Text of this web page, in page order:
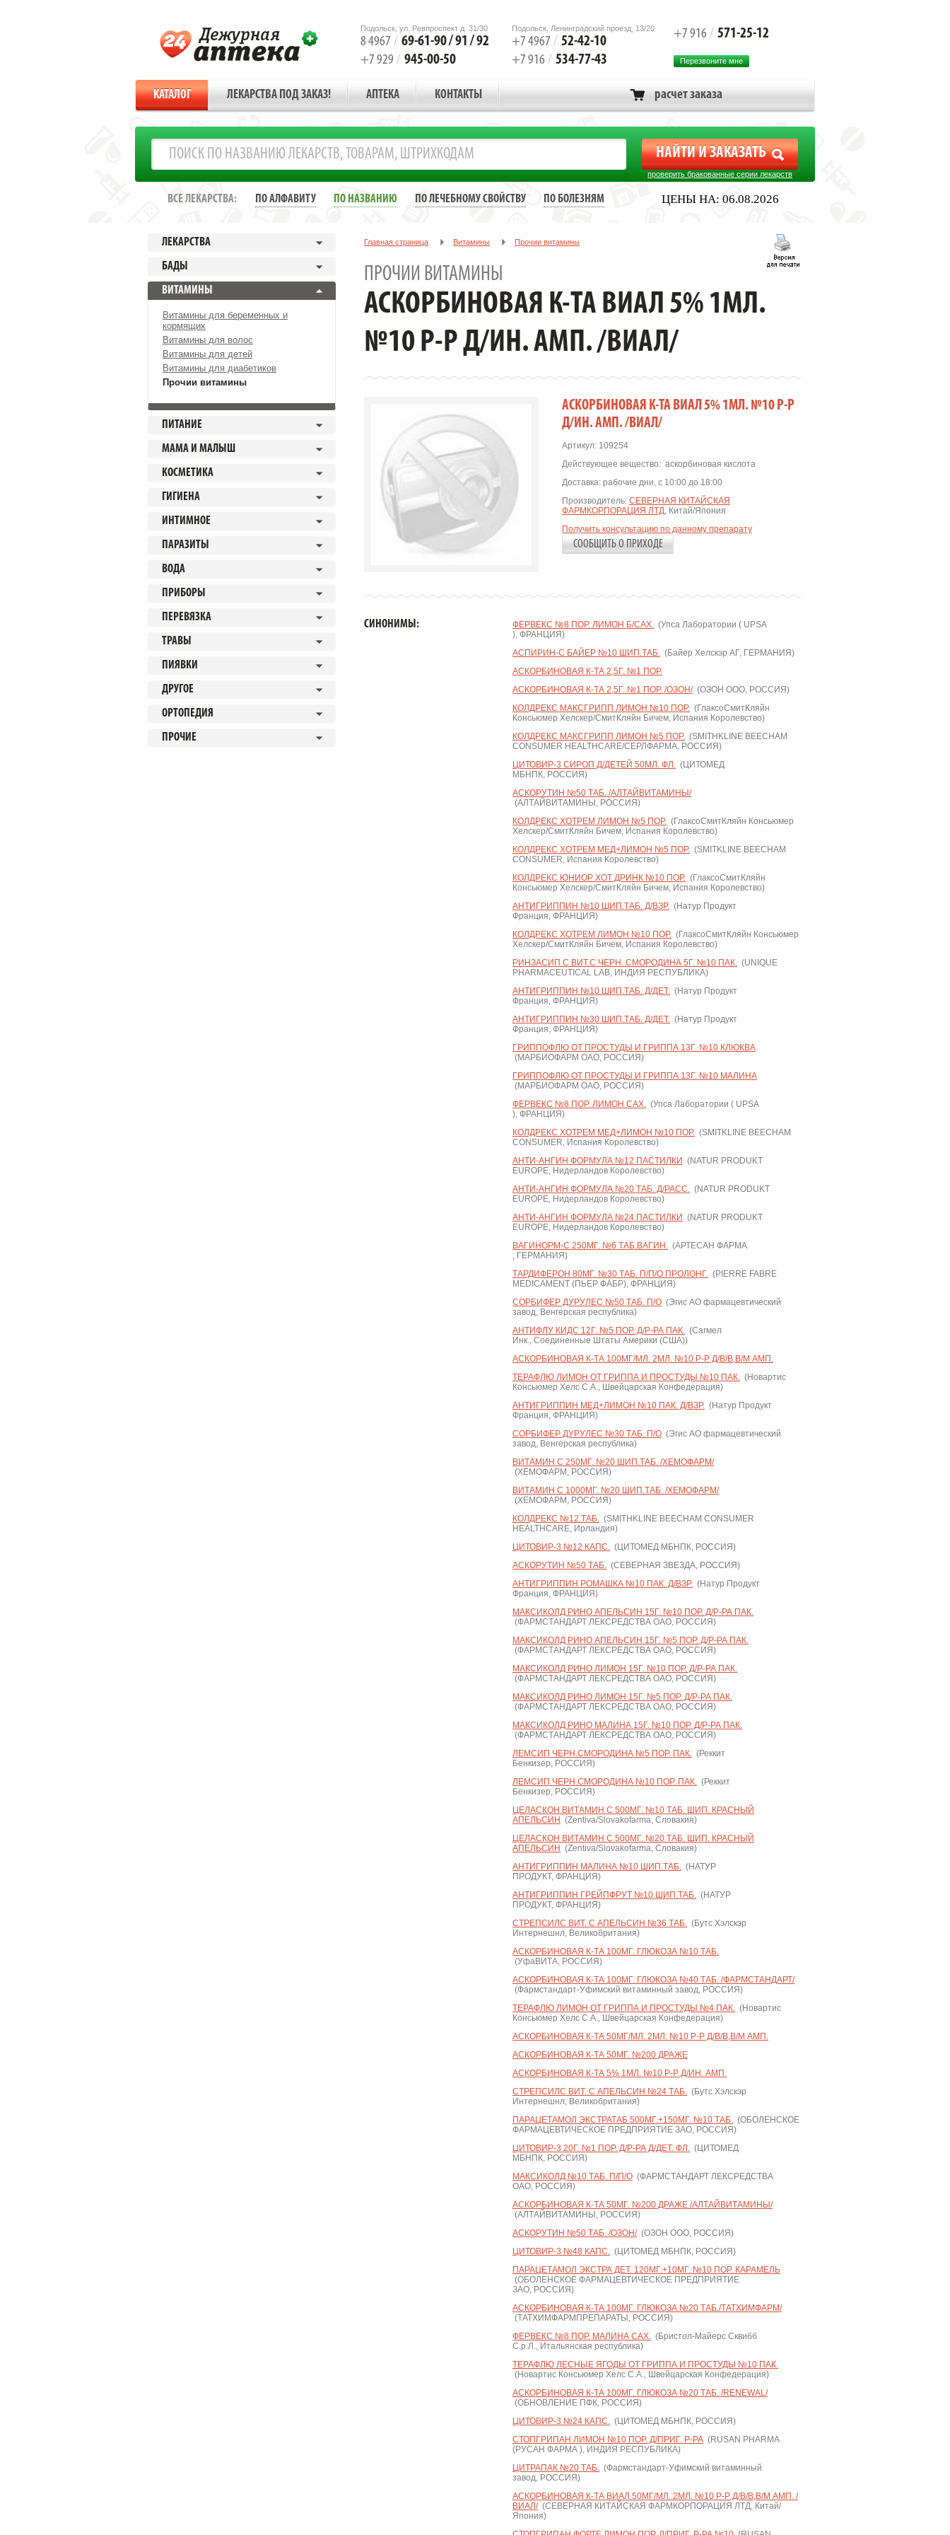
Подольск, ул. Ревпроспект д. 31/30
8 4967 / 69-61-90 / 91 / 92
+7 929 / 945-00-50
Подольск, Ленинградский проезд, 13/20
+7 4967 / 52-42-10
+7 916 / 534-77-43
+7 916 / 571-25-12
Перезвоните мне
КАТАЛОГ ЛЕКАРСТВА ПОД ЗАКАЗ! АПТЕКА КОНТАКТЫ расчет заказа
проверить бракованные серии лекарств
ЦЕНЫ НА: 06.08.2026
ВСЕ ЛЕКАРСТВА: ПО АЛФАВИТУ ПО НАЗВАНИЮ ПО ЛЕЧЕБНОМУ СВОЙСТВУ ПО БОЛЕЗНЯМ
ЛЕКАРСТВА
БАДЫ
ВИТАМИНЫ
Витамины для беременных и
кормящих
Витамины для волос
Витамины для детей
Витамины для диабетиков
Прочии витамины
ПИТАНИЕ
МАМА И МАЛЫШ
КОСМЕТИКА
ГИГИЕНА
ИНТИМНОЕ
ПАРАЗИТЫ
ВОДА
ПРИБОРЫ
ПЕРЕВЯЗКА
ТРАВЫ
ПИЯВКИ
ДРУГОЕ
ОРТОПЕДИЯ
ПРОЧИЕ
Главная страница Витамины Прочии витамины
ПРОЧИИ ВИТАМИНЫ
АСКОРБИНОВАЯ К-ТА ВИАЛ 5% 1МЛ.
№10 Р-Р Д/ИН. АМП. /ВИАЛ/
АСКОРБИНОВАЯ К-ТА ВИАЛ 5% 1МЛ. №10 Р-Р
Д/ИН. АМП. /ВИАЛ/
Артикул: 109254
Действующее вещество: аскорбиновая кислота
Доставка: рабочие дни, с 10:00 до 18:00
Производитель: СЕВЕРНАЯ КИТАЙСКАЯ
ФАРМКОРПОРАЦИЯ ЛТД, Китай/Япония
Получить консультацию по данному препарату
СООБЩИТЬ О ПРИХОДЕ
СИНОНИМЫ: ФЕРВЕКС №8 ПОР. ЛИМОН Б/САХ. (Упса Лаборатории ( UPSA
), ФРАНЦИЯ)
АСПИРИН-С БАЙЕР №10 ШИП.ТАБ. (Байер Хелскэр АГ, ГЕРМАНИЯ)
АСКОРБИНОВАЯ К-ТА 2,5Г. №1 ПОР.
АСКОРБИНОВАЯ К-ТА 2,5Г. №1 ПОР. /ОЗОН/(ОЗОН ООО, РОССИЯ)
КОЛДРЕКС МАКСГРИПП ЛИМОН №10 ПОР. (ГлаксоСмитКляйн
Консьюмер Хелскер/СмитКляйн Бичем, Испания Королевство)
КОЛДРЕКС МАКСГРИПП ЛИМОН №5 ПОР. (SMITHKLINE BEECHAM
CONSUMER HEALTHCARE/СЕРЛФАРМА, РОССИЯ)
ЦИТОВИР-3 СИРОП Д/ДЕТЕЙ 50МЛ. ФЛ. (ЦИТОМЕД
МБНПК, РОССИЯ)
АСКОРУТИН №50 ТАБ. /АЛТАЙВИТАМИНЫ/
(АЛТАЙВИТАМИНЫ, РОССИЯ)
КОЛДРЕКС ХОТРЕМ ЛИМОН №5 ПОР. (ГлаксоСмитКляйн Консьюмер
Хелскер/СмитКляйн Бичем, Испания Королевство)
КОЛДРЕКС ХОТРЕМ МЕД+ЛИМОН №5 ПОР. (SMITKLINE BEECHAM
CONSUMER, Испания Королевство)
КОЛДРЕКС ЮНИОР ХОТ ДРИНК №10 ПОР. (ГлаксоСмитКляйн
Консьюмер Хелскер/СмитКляйн Бичем, Испания Королевство)
АНТИГРИППИН №10 ШИП.ТАБ. Д/ВЗР. (Натур Продукт
Франция, ФРАНЦИЯ)
КОЛДРЕКС ХОТРЕМ ЛИМОН №10 ПОР. (ГлаксоСмитКляйн Консьюмер
Хелскер/СмитКляйн Бичем, Испания Королевство)
РИНЗАСИП С ВИТ.С ЧЕРН. СМОРОДИНА 5Г. №10 ПАК. (UNIQUE
PHARMACEUTICAL LAB, ИНДИЯ РЕСПУБЛИКА)
АНТИГРИППИН №10 ШИП.ТАБ. Д/ДЕТ. (Натур Продукт
Франция, ФРАНЦИЯ)
АНТИГРИППИН №30 ШИП.ТАБ. Д/ДЕТ. (Натур Продукт
Франция, ФРАНЦИЯ)
ГРИППОФЛЮ ОТ ПРОСТУДЫ И ГРИППА 13Г. №10 КЛЮКВА
(МАРБИОФАРМ ОАО, РОССИЯ)
ГРИППОФЛЮ ОТ ПРОСТУДЫ И ГРИППА 13Г. №10 МАЛИНА
(МАРБИОФАРМ ОАО, РОССИЯ)
ФЕРВЕКС №8 ПОР. ЛИМОН САХ. (Упса Лаборатории ( UPSA
), ФРАНЦИЯ)
КОЛДРЕКС ХОТРЕМ МЕД+ЛИМОН №10 ПОР. (SMITKLINE BEECHAM
CONSUMER, Испания Королевство)
АНТИ-АНГИН ФОРМУЛА №12 ПАСТИЛКИ (NATUR PRODUKT
EUROPE, Нидерландов Королевство)
АНТИ-АНГИН ФОРМУЛА №20 ТАБ. Д/РАСС. (NATUR PRODUKT
EUROPE, Нидерландов Королевство)
АНТИ-АНГИН ФОРМУЛА №24 ПАСТИЛКИ (NATUR PRODUKT
EUROPE, Нидерландов Королевство)
ВАГИНОРМ-С 250МГ. №6 ТАБ.ВАГИН. (АРТЕСАН ФАРМА
, ГЕРМАНИЯ)
ТАРДИФЕРОН 80МГ. №30 ТАБ. П/П/О ПРОЛОНГ. (PIERRE FABRE
MEDICAMENT (ПЬЕР ФАБР), ФРАНЦИЯ)
СОРБИФЕР ДУРУЛЕС №50 ТАБ. П/О (Эгис АО фармацевтический
завод, Венгерская республика)
АНТИФЛУ КИДС 12Г. №5 ПОР. Д/Р-РА ПАК. (Сагмел
Инк., Соединенные Штаты Америки (США))
АСКОРБИНОВАЯ К-ТА 100МГ/МЛ. 2МЛ. №10 Р-Р Д/В/В,В/М АМП.
ТЕРАФЛЮ ЛИМОН ОТ ГРИППА И ПРОСТУДЫ №10 ПАК. (Новартис
Консьюмер Хелс С.А., Швейцарская Конфедерация)
АНТИГРИППИН МЕД+ЛИМОН №10 ПАК. Д/ВЗР. (Натур Продукт
Франция, ФРАНЦИЯ)
СОРБИФЕР ДУРУЛЕС №30 ТАБ. П/О (Эгис АО фармацевтический
завод, Венгерская республика)
ВИТАМИН С 250МГ. №20 ШИП.ТАБ. /ХЕМОФАРМ/
(ХЕМОФАРМ, РОССИЯ)
ВИТАМИН С 1000МГ. №20 ШИП.ТАБ. /ХЕМОФАРМ/
(ХЕМОФАРМ, РОССИЯ)
КОЛДРЕКС №12 ТАБ. (SMITHKLINE BEECHAM CONSUMER
HEALTHCARE, Ирландия)
ЦИТОВИР-3 №12 КАПС. (ЦИТОМЕД МБНПК, РОССИЯ)
АСКОРУТИН №50 ТАБ. (СЕВЕРНАЯ ЗВЕЗДА, РОССИЯ)
АНТИГРИППИН РОМАШКА №10 ПАК. Д/ВЗР. (Натур Продукт
Франция, ФРАНЦИЯ)
МАКСИКОЛД РИНО АПЕЛЬСИН 15Г. №10 ПОР. Д/Р-РА ПАК.
(ФАРМСТАНДАРТ ЛЕКСРЕДСТВА ОАО, РОССИЯ)
МАКСИКОЛД РИНО АПЕЛЬСИН 15Г. №5 ПОР. Д/Р-РА ПАК.
(ФАРМСТАНДАРТ ЛЕКСРЕДСТВА ОАО, РОССИЯ)
МАКСИКОЛД РИНО ЛИМОН 15Г. №10 ПОР. Д/Р-РА ПАК.
(ФАРМСТАНДАРТ ЛЕКСРЕДСТВА ОАО, РОССИЯ)
МАКСИКОЛД РИНО ЛИМОН 15Г. №5 ПОР. Д/Р-РА ПАК.
(ФАРМСТАНДАРТ ЛЕКСРЕДСТВА ОАО, РОССИЯ)
МАКСИКОЛД РИНО МАЛИНА 15Г. №10 ПОР. Д/Р-РА ПАК.
(ФАРМСТАНДАРТ ЛЕКСРЕДСТВА ОАО, РОССИЯ)
ЛЕМСИП ЧЕРН.СМОРОДИНА №5 ПОР. ПАК. (Реккит
Бенкизер, РОССИЯ)
ЛЕМСИП ЧЕРН.СМОРОДИНА №10 ПОР. ПАК. (Реккит
Бенкизер, РОССИЯ)
ЦЕЛАСКОН ВИТАМИН С 500МГ. №10 ТАБ. ШИП. КРАСНЫЙ
АПЕЛЬСИН (Zentiva/Slovakofarma, Словакия)
ЦЕЛАСКОН ВИТАМИН С 500МГ. №20 ТАБ. ШИП. КРАСНЫЙ
АПЕЛЬСИН (Zentiva/Slovakofarma, Словакия)
АНТИГРИППИН МАЛИНА №10 ШИП.ТАБ. (НАТУР
ПРОДУКТ, ФРАНЦИЯ)
АНТИГРИППИН ГРЕЙПФРУТ №10 ШИП.ТАБ. (НАТУР
ПРОДУКТ, ФРАНЦИЯ)
СТРЕПСИЛС ВИТ. С АПЕЛЬСИН №36 ТАБ. (Бутс Хэлскэр
Интернешнл, Великобритания)
АСКОРБИНОВАЯ К-ТА 100МГ. ГЛЮКОЗА №10 ТАБ.
(УфаВИТА, РОССИЯ)
АСКОРБИНОВАЯ К-ТА 100МГ. ГЛЮКОЗА №40 ТАБ. /ФАРМСТАНДАРТ/
(Фармстандарт-Уфимский витаминный завод, РОССИЯ)
ТЕРАФЛЮ ЛИМОН ОТ ГРИППА И ПРОСТУДЫ №4 ПАК. (Новартис
Консьюмер Хелс С.А., Швейцарская Конфедерация)
АСКОРБИНОВАЯ К-ТА 50МГ/МЛ. 2МЛ. №10 Р-Р Д/В/В,В/М АМП.
АСКОРБИНОВАЯ К-ТА 50МГ. №200 ДРАЖЕ
АСКОРБИНОВАЯ К-ТА 5% 1МЛ. №10 Р-Р Д/ИН. АМП.
СТРЕПСИЛС ВИТ. С АПЕЛЬСИН №24 ТАБ. (Бутс Хэлскэр
Интернешнл, Великобритания)
ПАРАЦЕТАМОЛ ЭКСТРАТАБ 500МГ.+150МГ. №10 ТАБ. (ОБОЛЕНСКОЕ
ФАРМАЦЕВТИЧЕСКОЕ ПРЕДПРИЯТИЕ ЗАО, РОССИЯ)
ЦИТОВИР-3 20Г. №1 ПОР. Д/Р-РА Д/ДЕТ. ФЛ. (ЦИТОМЕД
МБНПК, РОССИЯ)
МАКСИКОЛД №10 ТАБ. П/П/О (ФАРМСТАНДАРТ ЛЕКСРЕДСТВА
ОАО, РОССИЯ)
АСКОРБИНОВАЯ К-ТА 50МГ. №200 ДРАЖЕ /АЛТАЙВИТАМИНЫ/
(АЛТАЙВИТАМИНЫ, РОССИЯ)
АСКОРУТИН №50 ТАБ. /ОЗОН/(ОЗОН ООО, РОССИЯ)
ЦИТОВИР-3 №48 КАПС. (ЦИТОМЕД МБНПК, РОССИЯ)
ПАРАЦЕТАМОЛ ЭКСТРА ДЕТ. 120МГ.+10МГ. №10 ПОР. КАРАМЕЛЬ
(ОБОЛЕНСКОЕ ФАРМАЦЕВТИЧЕСКОЕ ПРЕДПРИЯТИЕ
ЗАО, РОССИЯ)
АСКОРБИНОВАЯ К-ТА 100МГ. ГЛЮКОЗА №20 ТАБ./ТАТХИМФАРМ/
(ТАТХИМФАРМПРЕПАРАТЫ, РОССИЯ)
ФЕРВЕКС №8 ПОР. МАЛИНА САХ. (Бристол-Майерс Сквибб
С.р.Л., Итальянская республика)
ТЕРАФЛЮ ЛЕСНЫЕ ЯГОДЫ ОТ ГРИППА И ПРОСТУДЫ №10 ПАК.
(Новартис Консьюмер Хелс С.А., Швейцарская Конфедерация)
АСКОРБИНОВАЯ К-ТА 100МГ. ГЛЮКОЗА №20 ТАБ. /RENEWAL/
(ОБНОВЛЕНИЕ ПФК, РОССИЯ)
ЦИТОВИР-3 №24 КАПС. (ЦИТОМЕД МБНПК, РОССИЯ)
СТОПГРИПАН ЛИМОН №10 ПОР. Д/ПРИГ. Р-РА (RUSAN PHARMA
(РУСАН ФАРМА ), ИНДИЯ РЕСПУБЛИКА)
ЦИТРАПАК №20 ТАБ. (Фармстандарт-Уфимский витаминный
завод, РОССИЯ)
АСКОРБИНОВАЯ К-ТА ВИАЛ 50МГ/МЛ. 2МЛ. №10 Р-Р Д/В/В,В/М АМП. /
ВИАЛ/(СЕВЕРНАЯ КИТАЙСКАЯ ФАРМКОРПОРАЦИЯ ЛТД, Китай/
Япония)